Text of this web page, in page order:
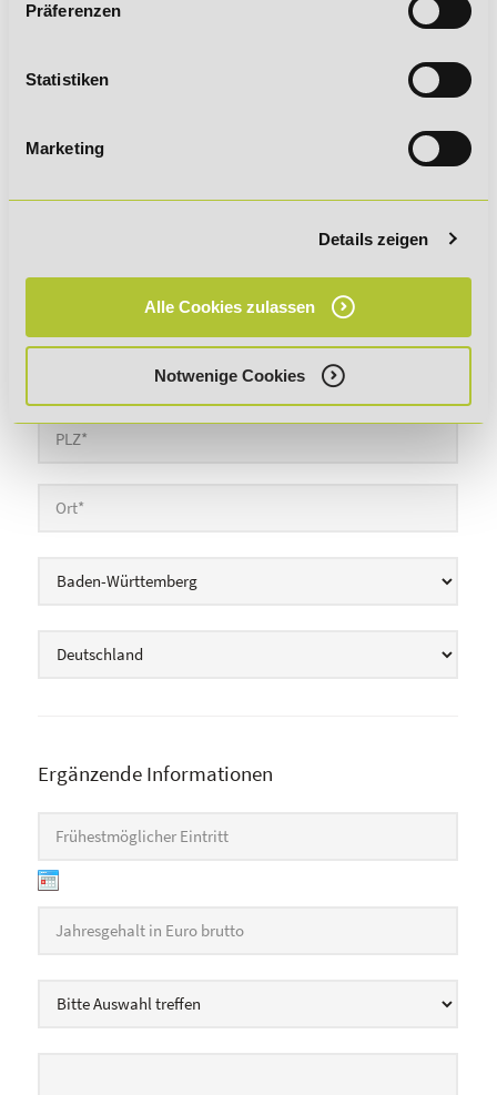
Präferenzen
Statistiken
Marketing
Details zeigen
Alle Cookies zulassen
Notwenige Cookies
Ergänzende Informationen